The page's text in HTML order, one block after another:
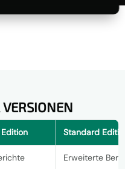
Standard
Erweiterte